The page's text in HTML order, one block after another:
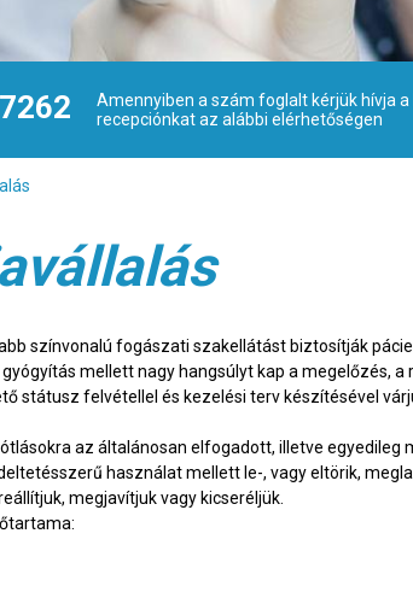
Amennyiben a szám foglalt kérjük hívja
recepciónkat az alábbi elérhetőségen
színvonalú fogászati szakellátást biztosítják
mellett nagy hangsúlyt kap a megelőzés,
státusz felvétellel és kezelési terv készítésével
az általánosan elfogadott, illetve egyedileg
használat mellett le-, vagy eltörik,
megjavítjuk vagy kicseréljük.